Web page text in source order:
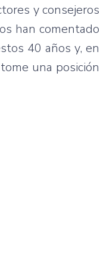
y consejeros
han comentado
40 años y, en
una posición